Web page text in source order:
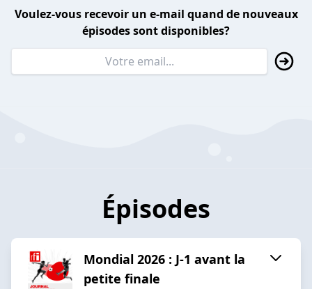
Voulez-vous recevoir un e-mail quand de nouveaux
épisodes sont disponibles?
Épisodes
Mondial 2026 : J-1 avant la
petite finale